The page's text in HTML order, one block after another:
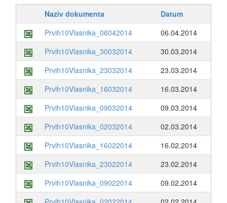
Naziv dokumenta
Datum
Prvih10Vlasnika_06042014
06.04.2014
Prvih10Vlasnika_30032014
30.03.2014
Prvih10Vlasnika_23032014
23.03.2014
Prvih10Vlasnika_16032014
16.03.2014
Prvih10Vlasnika_09032014
09.03.2014
Prvih10Vlasnika_02032014
02.03.2014
Prvih10Vlasnika_16022014
16.02.2014
Prvih10Vlasnika_23022014
23.02.2014
Prvih10Vlasnika_09022014
09.02.2014